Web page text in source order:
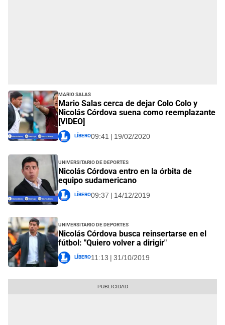
Mario Salas
Mario Salas cerca de dejar Colo Colo y
Nicolás Córdova suena como reemplazante
[VIDEO]
Líbero09:41 | 19/02/2020
Universitario de Deportes
Nicolás Córdova entro en la órbita de
equipo sudamericano
Líbero09:37 | 14/12/2019
Universitario de Deportes
Nicolás Córdova busca reinsertarse en el
fútbol: "Quiero volver a dirigir"
Líbero11:13 | 31/10/2019